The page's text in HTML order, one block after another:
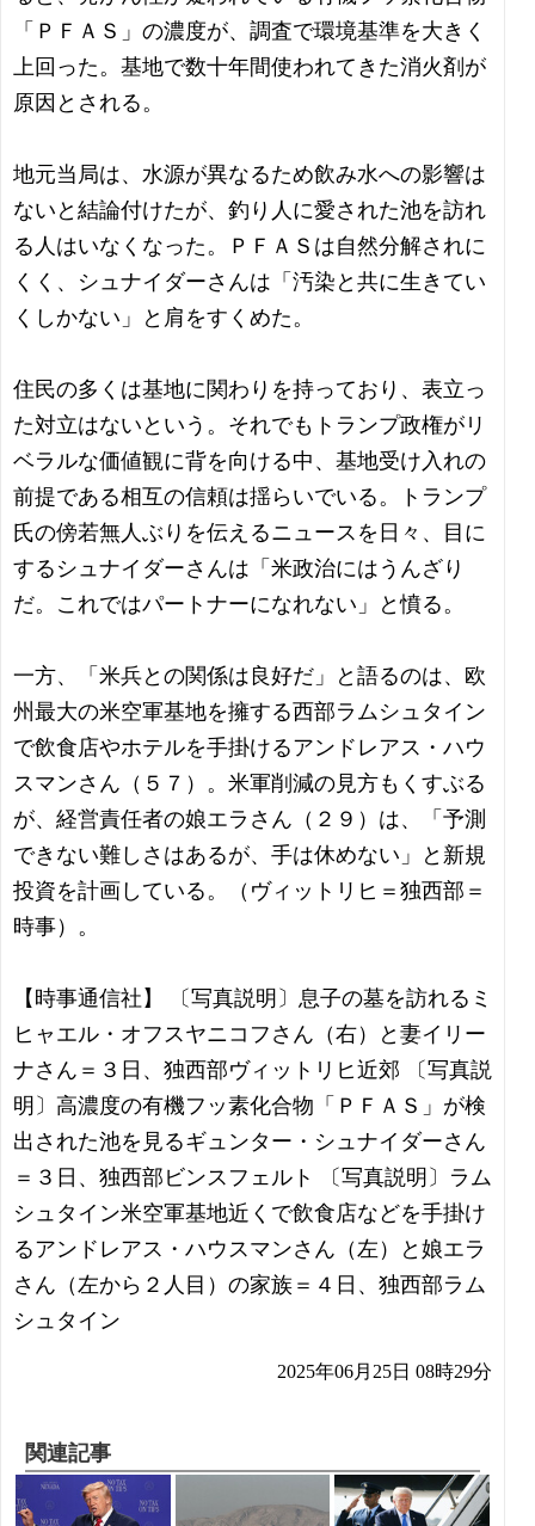
「ＰＦＡＳ」の濃度が、調査で環境基準を大きく
上回った。基地で数十年間使われてきた消火剤が
原因とされる。
地元当局は、水源が異なるため飲み水への影響は
ないと結論付けたが、釣り人に愛された池を訪れ
る人はいなくなった。ＰＦＡＳは自然分解されに
くく、シュナイダーさんは「汚染と共に生きてい
くしかない」と肩をすくめた。
住民の多くは基地に関わりを持っており、表立っ
た対立はないという。それでもトランプ政権がリ
ベラルな価値観に背を向ける中、基地受け入れの
前提である相互の信頼は揺らいでいる。トランプ
氏の傍若無人ぶりを伝えるニュースを日々、目に
するシュナイダーさんは「米政治にはうんざり
だ。これではパートナーになれない」と憤る。
一方、「米兵との関係は良好だ」と語るのは、欧
州最大の米空軍基地を擁する西部ラムシュタイン
で飲食店やホテルを手掛けるアンドレアス・ハウ
スマンさん（５７）。米軍削減の見方もくすぶる
が、経営責任者の娘エラさん（２９）は、「予測
できない難しさはあるが、手は休めない」と新規
投資を計画している。（ヴィットリヒ＝独西部＝
時事）。
【時事通信社】 〔写真説明〕息子の墓を訪れるミ
ヒャエル・オフスヤニコフさん（右）と妻イリー
ナさん＝３日、独西部ヴィットリヒ近郊 〔写真説
明〕高濃度の有機フッ素化合物「ＰＦＡＳ」が検
出された池を見るギュンター・シュナイダーさん
＝３日、独西部ビンスフェルト 〔写真説明〕ラム
シュタイン米空軍基地近くで飲食店などを手掛け
るアンドレアス・ハウスマンさん（左）と娘エラ
さん（左から２人目）の家族＝４日、独西部ラム
シュタイン
2025年06月25日 08時29分
関連記事